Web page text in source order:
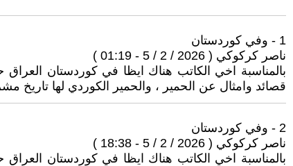
1 - وفي كوردستان
ناصر كركوكي ( 2026 / 2 / 5 - 01:19 )
بالمناسبة اخي الكاتب هناك ايظا في كوردستان
قصائد وامثال عن الحمير ، والحمير الكوردي لها تاريخ
2 - وفي كوردستان
ناصر كركوكي ( 2026 / 2 / 5 - 18:38 )
بالمناسبة اخي الكاتب هناك ايظا في كوردستان